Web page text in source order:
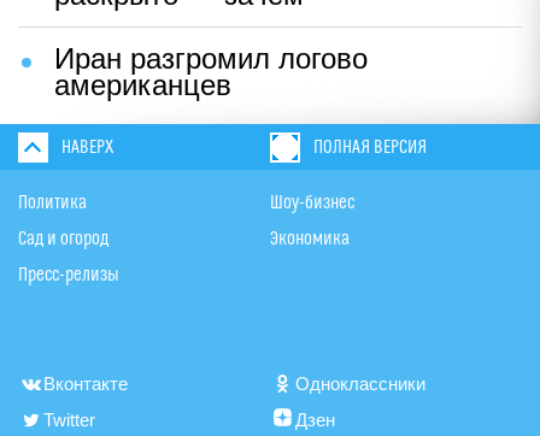
Иран разгромил логово
американцев
НАВЕРХ ПОЛНАЯ ВЕРСИЯ
Политика
Сад и огород
Пресс-релизы
Шоу-бизнес
Экономика
Вконтакте
Одноклассники
Twitter
Дзен